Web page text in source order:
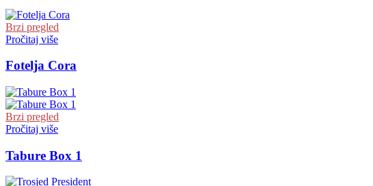
Brzi pregled
Pročitaj više
Fotelja Cora
Brzi pregled
Pročitaj više
Tabure Box 1